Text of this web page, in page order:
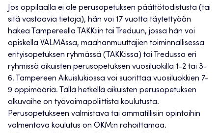
Jos oppilaalla ei ole perusopetuksen päättötodistusta (tai
sitä vastaavia tietoja), hän voi 17 vuotta täytettyään
hakea Tampereella TAKK:iin tai Treduun, jossa hän voi
opiskella VALMAssa, maahanmuuttajien toiminnallisessa
erityisopetuksen ryhmässä (TAKK:issa) tai Tredussa eri
ryhmissä aikuisten perusopetuksen vuosiluokilla 1-2 tai 3-
6. Tampereen Aikuislukiossa voi suorittaa vuosiluokkien 7-
9 oppimääriä. Tällä hetkellä aikuisten perusopetuksen
alkuvaihe on työvoimapoliittista koulutusta.
Perusopetukseen valmistava tai ammatillisiin opintoihin
valmentava koulutus on OKM:n rahoittamaa.